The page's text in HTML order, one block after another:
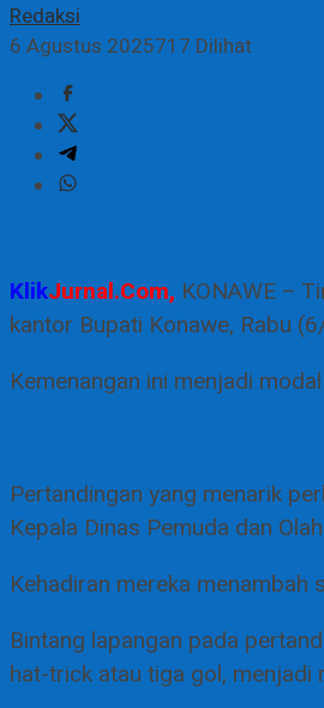
Redaksi
6 Agustus 2025717 Dilihat
KlikJurnal.Com, KONAWE –
kantor Bupati Konawe, Rabu
Kemenangan ini menjadi
Pertandingan yang menarik
Kepala Dinas Pemuda dan
Kehadiran mereka
Bintang lapangan pada
hat-trick atau tiga gol,